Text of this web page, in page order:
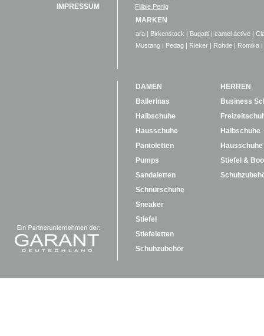
IMPRESSUM
Filiale Penig
MARKEN
ara | Birkenstock | Bugatti | camel active |
Mustang | Pedag | Rieker | Rohde | Romika |
DAMEN
Ballerinas
Halbschuhe
Hausschuhe
Pantoletten
Pumps
Sandaletten
Schnürschuhe
Sneaker
Stiefel
Stiefeletten
Schuhzubehör
HERREN
Business
Halbschuhe
Hausschuhe
Stiefel &